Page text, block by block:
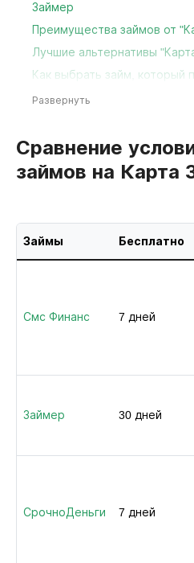
Займер
Преимущества займов от
Лучшие альтернативы
Как выбрать займ, который
Развернуть
Сравнение
займов на Карта
Займы Бесплатно
Смс Финанс 7 дней
Займер 30 дней
СрочноДеньги 7 дней